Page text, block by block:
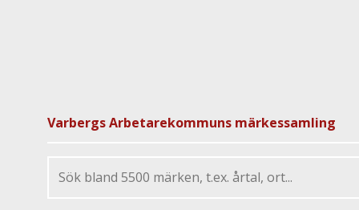
Varbergs Arbetarekommuns märkessamling